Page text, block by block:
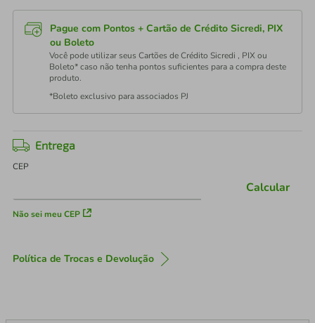
Pague com Pontos + Cartão de Crédito Sicredi, PIX
ou Boleto
Você pode utilizar seus Cartões de Crédito Sicredi , PIX ou
Boleto* caso não tenha pontos suficientes para a compra deste
produto.
*Boleto exclusivo para associados PJ
Entrega
CEP
Não sei meu CEP
Calcular
Política de Trocas e Devolução